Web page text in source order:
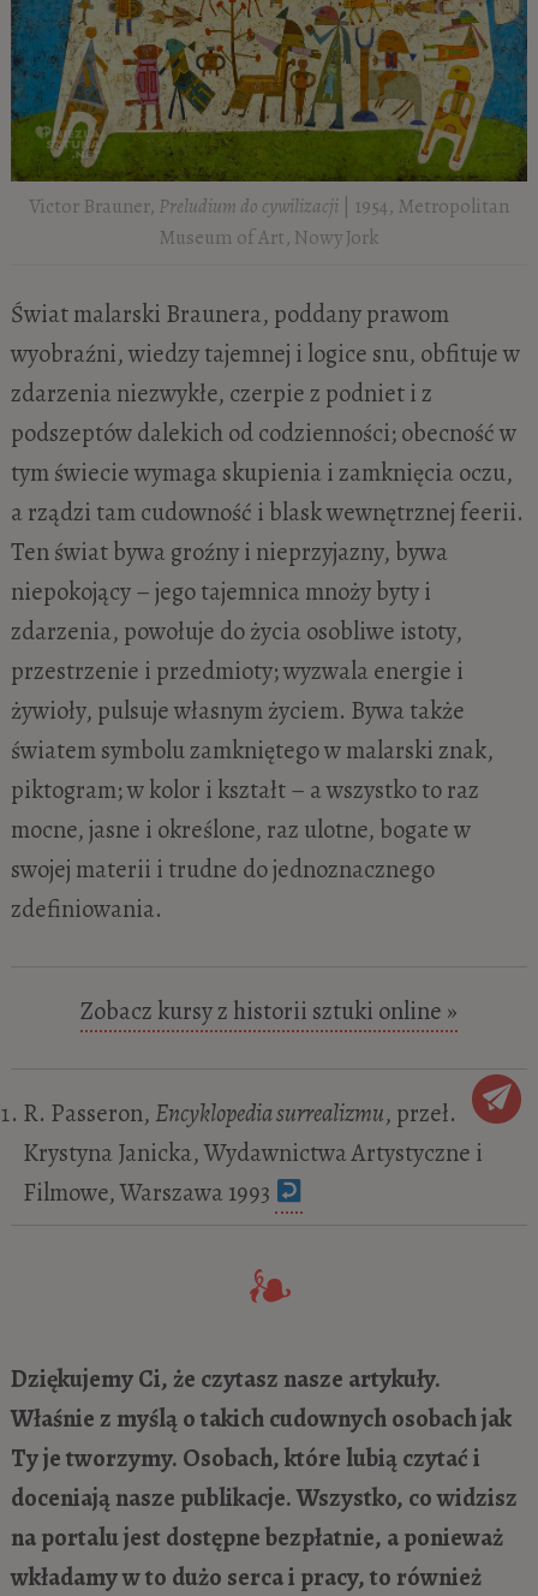
Victor Brauner, Preludium do cywilizacji
| 1954, Metropolitan
Museum of Art, Nowy Jork
Świat malarski Braunera, poddany prawom
wyobraźni, wiedzy tajemnej i logice snu, obfituje w
zdarzenia niezwykłe, czerpie z podniet i z
podszeptów dalekich od codzienności; obecność w
tym świecie wymaga skupienia i zamknięcia oczu,
a rządzi tam cudowność i blask wewnętrznej feerii.
Ten świat bywa groźny i nieprzyjazny, bywa
niepokojący – jego tajemnica mnoży byty i
zdarzenia, powołuje do życia osobliwe istoty,
przestrzenie i przedmioty; wyzwala energie i
żywioły, pulsuje własnym życiem. Bywa także
światem symbolu zamkniętego w malarski znak,
piktogram; w kolor i kształt – a wszystko to raz
mocne, jasne i określone, raz ulotne, bogate w
swojej materii i trudne do jednoznacznego
zdefiniowania.
Zobacz kursy z historii sztuki online »
R. Passeron, Encyklopedia surrealizmu, przeł.
Krystyna Janicka, Wydawnictwa Artystyczne i
Filmowe, Warszawa 1993
Dziękujemy Ci, że czytasz nasze artykuły.
Właśnie z myślą o takich cudownych osobach jak
Ty je tworzymy. Osobach, które lubią czytać i
doceniają nasze publikacje. Wszystko, co widzisz
na portalu jest dostępne bezpłatnie, a ponieważ
wkładamy w to dużo serca i pracy, to również